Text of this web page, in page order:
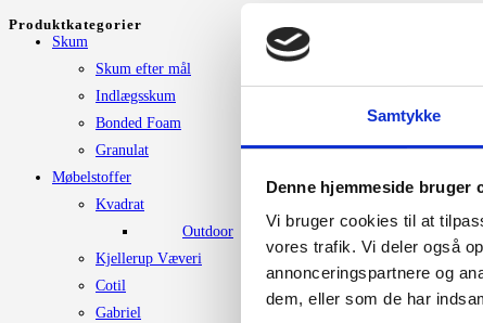
Samtykke
Denne hjemmeside bruger
Vi bruger cookies til at
vores trafik. Vi deler også
annonceringspartnere og
dem, eller som de har
varesiden
Produktkategorier
Skum
Skum efter mål
Indlægsskum
Bonded Foam
Granulat
Møbelstoffer
Kvadrat
Outdoor
Kjellerup Væveri
Cotil
Gabriel